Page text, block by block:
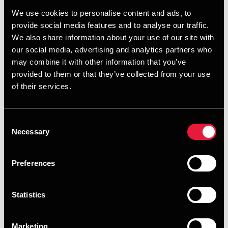
We use cookies to personalise content and ads, to
provide social media features and to analyse our traffic.
We also share information about your use of our site with
our social media, advertising and analytics partners who
may combine it with other information that you’ve
provided to them or that they’ve collected from your use
of their services.
Selection
Necessary
Preferences
Statistics
Marketing
Kl. 16:45 – 17:45: Ejerens valg – Optimering mellem
privatøkonomi og virksomhedsøkonomi
Kl. 17:45 – 18:00: Afrunding i plenum
Kl. 18:00 – 19:00: Tapas, vin og networking
Hvorfor deltage?
inspiration og sparring om vigtige strategiske beslutninger
god mulighed for at netværke med andre ejerledere fra
området.
Hvem kan deltage?
Ejerledere/ejerkredse for mellemstore og